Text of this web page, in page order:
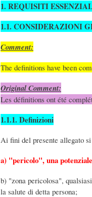
1. REQUISITI
1.1. CONSIDERAZIONI
Comment:
The definitions have been
Original Comment:
Les définitions ont été
1.1.1. Definizioni
Ai fini del presente allegato
a) "pericolo", una
b) "zona pericolosa",
la salute di detta persona;